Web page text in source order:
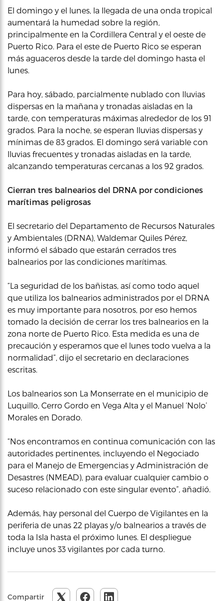
El domingo y el lunes, la llegada de una onda tropical
aumentará la humedad sobre la región,
principalmente en la Cordillera Central y el oeste de
Puerto Rico. Para el este de Puerto Rico se esperan
más aguaceros desde la tarde del domingo hasta el
lunes.
Para hoy, sábado, parcialmente nublado con lluvias
dispersas en la mañana y tronadas aisladas en la
tarde, con temperaturas máximas alrededor de los 91
grados. Para la noche, se esperan lluvias dispersas y
mínimas de 83 grados. El domingo será variable con
lluvias frecuentes y tronadas aisladas en la tarde,
alcanzando temperaturas cercanas a los 92 grados.
Cierran tres balnearios del DRNA por condiciones
marítimas peligrosas
El secretario del Departamento de Recursos Naturales
y Ambientales (DRNA), Waldemar Quiles Pérez,
informó el sábado que estarán cerrados tres
balnearios por las condiciones marítimas.
“La seguridad de los bañistas, así como todo aquel
que utiliza los balnearios administrados por el DRNA
es muy importante para nosotros, por eso hemos
tomado la decisión de cerrar los tres balnearios en la
zona norte de Puerto Rico. Esta medida es una de
precaución y esperamos que el lunes todo vuelva a la
normalidad”, dijo el secretario en declaraciones
escritas.
Los balnearios son La Monserrate en el municipio de
Luquillo, Cerro Gordo en Vega Alta y el Manuel ‘Nolo’
Morales en Dorado.
“Nos encontramos en continua comunicación con las
autoridades pertinentes, incluyendo el Negociado
para el Manejo de Emergencias y Administración de
Desastres (NMEAD), para evaluar cualquier cambio o
suceso relacionado con este singular evento”, añadió.
Además, hay personal del Cuerpo de Vigilantes en la
periferia de unas 22 playas y/o balnearios a través de
toda la Isla hasta el próximo lunes. El despliegue
incluye unos 33 vigilantes por cada turno.
Compartir